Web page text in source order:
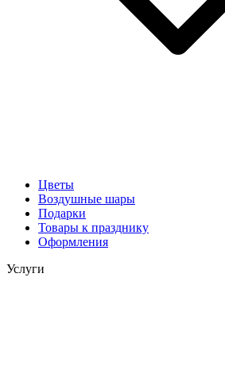
Цветы
Воздушные шары
Подарки
Товары к празднику
Оформления
Услуги